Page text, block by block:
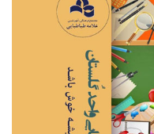
Designed and